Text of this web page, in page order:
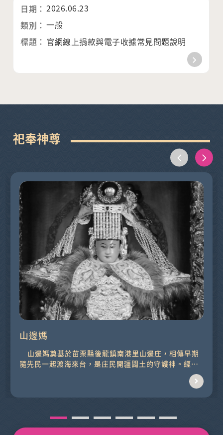
2026.06.23
一般
官網線上捐款與電子收據常見問題說明
祀奉神尊
山邊媽
隨先民一起渡海來台，是庄民開疆闢土的守護神。經